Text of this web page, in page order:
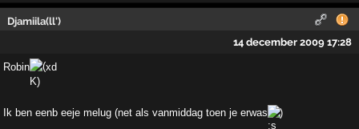
Djamiila(ll')
14 december 2009 17:28
Robin xd
Ik ben eenb eeje melug (net als vanmiddag toen je erwas )